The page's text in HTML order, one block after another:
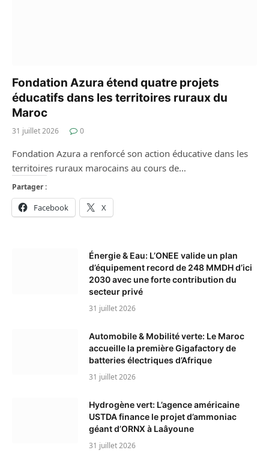
Fondation Azura étend quatre projets
éducatifs dans les territoires ruraux du
Maroc
31 juillet 2026 0
Fondation Azura a renforcé son action éducative dans les
territoires ruraux marocains au cours de…
Partager :
Facebook X
Énergie & Eau: L’ONEE valide un plan
d’équipement record de 248 MMDH d’ici
2030 avec une forte contribution du
secteur privé
31 juillet 2026
Automobile & Mobilité verte: Le Maroc
accueille la première Gigafactory de
batteries électriques d’Afrique
31 juillet 2026
Hydrogène vert: L’agence américaine
USTDA finance le projet d’ammoniac
géant d’ORNX à Laâyoune
31 juillet 2026